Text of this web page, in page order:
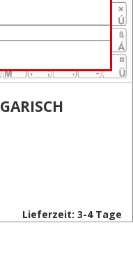
Lieferzeit: 3-4 Tage